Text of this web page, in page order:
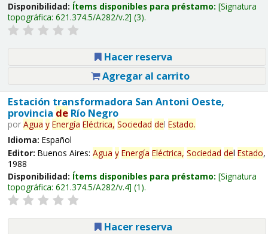
Disponibilidad: Ítems disponibles para préstamo: Signatura
topográfica: 621.374.5/A282/v.2 (3).
Hacer reserva
Agregar al carrito
Estación transformadora San Antoni Oeste,
provincia deRío Negro
por Agua y Energía Eléctrica, Sociedad del Estado.
Idioma: Español
Editor: Buenos Aires: Agua y Energía Eléctrica, Sociedad del Estado,
1988
Disponibilidad: Ítems disponibles para préstamo: Signatura
topográfica: 621.374.5/A282/v.4 (1).
Hacer reserva